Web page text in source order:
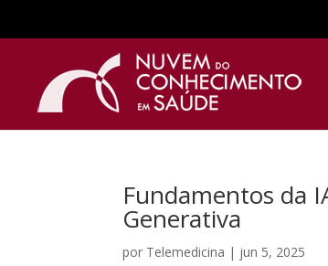
Fundamentos da
Generativa
por Telemedicina | jun 5, 2025